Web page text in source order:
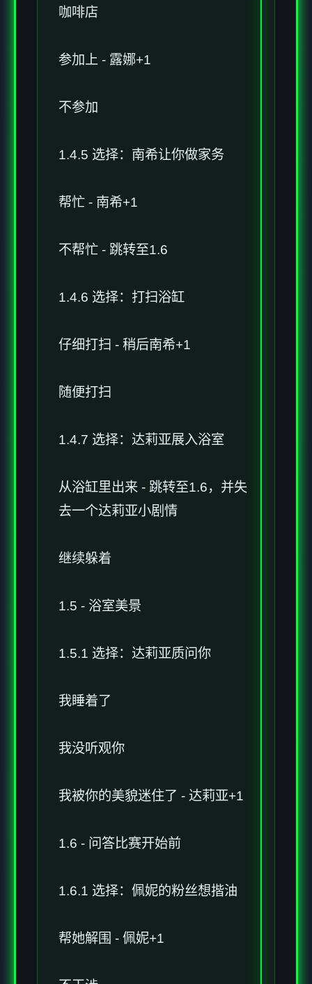
咖啡店
参加上 - 露娜+1
不参加
1.4.5 选择：南希让你做家务
帮忙 - 南希+1
不帮忙 - 跳转至1.6
1.4.6 选择：打扫浴缸
仔细打扫 - 稍后南希+1
随便打扫
1.4.7 选择：达莉亚展入浴室
从浴缸里出来 - 跳转至1.6，并失
去一个达莉亚小剧情
继续躲着
1.5 - 浴室美景
1.5.1 选择：达莉亚质问你
我睡着了
我没听观你
我被你的美貌迷住了 - 达莉亚+1
1.6 - 问答比赛开始前
1.6.1 选择：佩妮的粉丝想揩油
帮她解围 - 佩妮+1